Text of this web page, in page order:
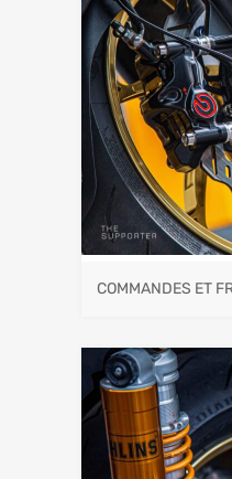
COMMANDES ET